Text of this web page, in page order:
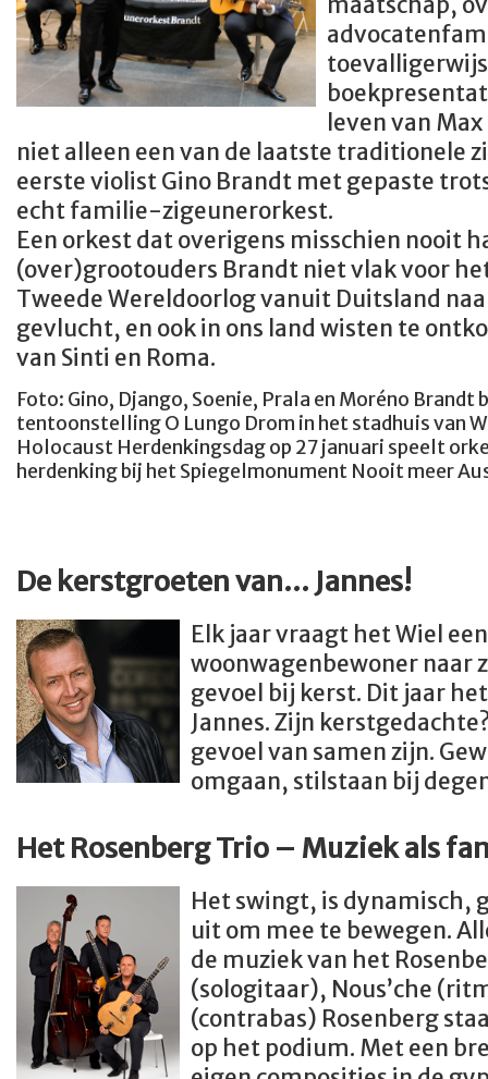
leven van
niet alleen een van de laatste traditionele
eerste violist Gino Brandt met gepaste
echt familie-zigeunerorkest.
Een orkest dat overigens misschien nooit
(over)grootouders Brandt niet vlak voor
Tweede Wereldoorlog vanuit Duitsland
gevlucht, en ook in ons land wisten te
van Sinti en Roma.
Foto: Gino, Django, Soenie, Prala en Moréno Brandt
tentoonstelling O Lungo Drom in het stadhuis van
Holocaust Herdenkingsdag op 27 januari speelt
herdenking bij het Spiegelmonument Nooit meer
De kerstgroeten van… Jannes!
Elk jaar vraagt het Wiel
woonwagenbewoner naar
gevoel bij kerst. Dit jaar
Jannes. Zijn
gevoel van samen zijn.
omgaan, stilstaan bij
Het Rosenberg Trio – Muziek als
Het swingt, is dynamisch,
uit om mee te bewegen.
de muziek van het
(sologitaar), Nous’che
(contrabas) Rosenberg
op het podium. Met een